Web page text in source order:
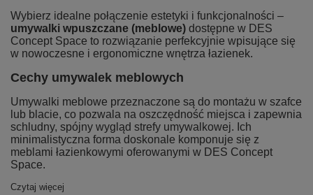
Wybierz idealne połączenie estetyki i funkcjonalności –
umywalki wpuszczane (meblowe) dostępne w DES
Concept Space to rozwiązanie perfekcyjnie wpisujące się
w nowoczesne i ergonomiczne wnętrza łazienek.
Cechy umywalek meblowych
Umywalki meblowe przeznaczone są do montażu w szafce
lub blacie, co pozwala na oszczędność miejsca i zapewnia
schludny, spójny wygląd strefy umywalkowej. Ich
minimalistyczna forma doskonale komponuje się z
meblami łazienkowymi oferowanymi w DES Concept
Space.
Czytaj więcej